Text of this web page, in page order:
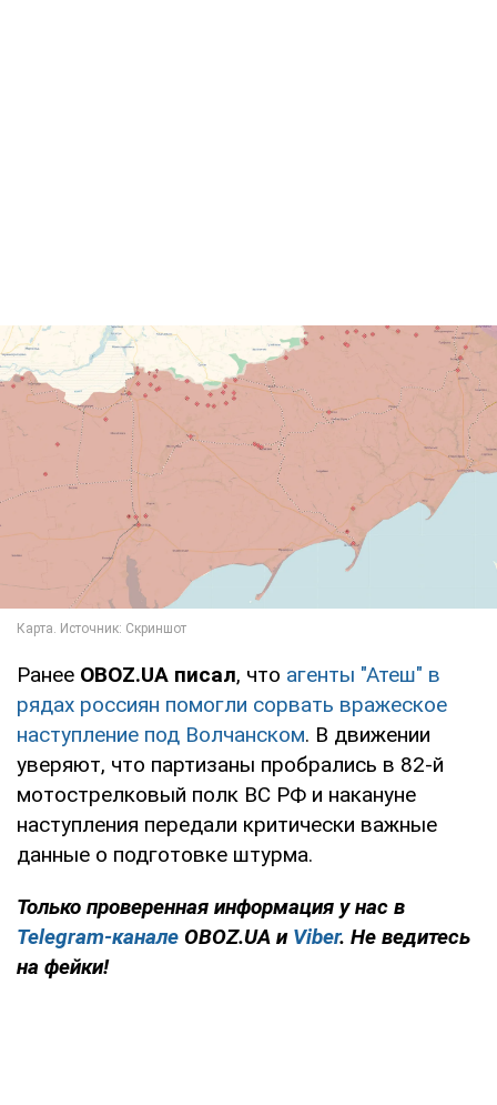
Ранее OBOZ.UA писал, что агенты "Атеш" в
рядах россиян помогли сорвать вражеское
наступление под Волчанском. В движении
уверяют, что партизаны пробрались в 82-й
мотострелковый полк ВС РФ и накануне
наступления передали критически важные
данные о подготовке штурма.
Только проверенная информация у нас в
Telegram-канале OBOZ.UA и Viber. Не ведитесь
на фейки!